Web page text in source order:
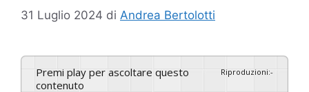
31 Luglio 2024 di Andrea Bertolotti
Premi play per ascoltare questo
contenuto
Riproduzioni:-